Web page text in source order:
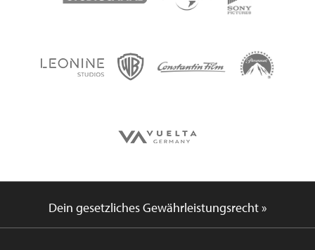
Dein gesetzliches Gewährleistungsrecht »